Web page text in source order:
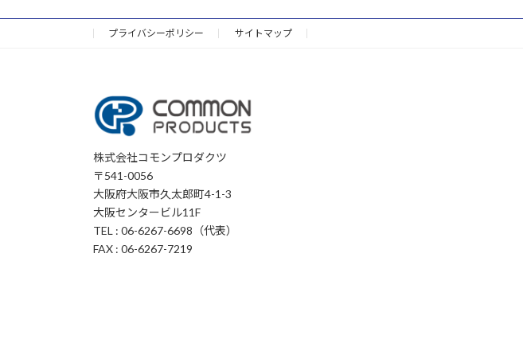
の
ペ
ジ
送
り
プライバシーポリシー サイトマップ
株式会社コモンプロダクツ
〒541-0056
大阪府大阪市久太郎町4-1-3
大阪センタービル11F
TEL : 06-6267-6698（代表）
FAX : 06-6267-7219